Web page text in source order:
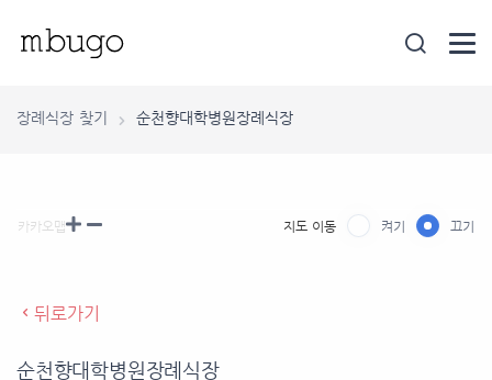
장례식장 찾기 순천향대학병원장례식장
카카오맵 끄기
켜기
지도 이동
뒤로가기
순천향대학병원장례식장